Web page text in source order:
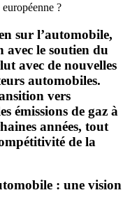
?
sur l’automobile,
le soutien du
avec de nouvelles
automobiles.
vers
émissions de gaz à
années, tout
de la
: une vision